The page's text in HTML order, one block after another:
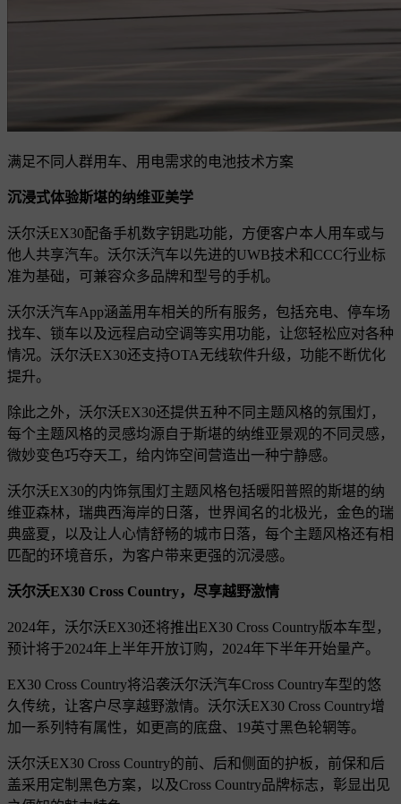
满足不同人群用车、用电需求的电池技术方案
沉浸式体验斯堪的纳维亚美学
沃尔沃EX30配备手机数字钥匙功能，方便客户本人用车或与
他人共享汽车。沃尔沃汽车以先进的UWB技术和CCC行业标
准为基础，可兼容众多品牌和型号的手机。
沃尔沃汽车App涵盖用车相关的所有服务，包括充电、停车场
找车、锁车以及远程启动空调等实用功能，让您轻松应对各种
情况。沃尔沃EX30还支持OTA无线软件升级，功能不断优化
提升。
除此之外，沃尔沃EX30还提供五种不同主题风格的氛围灯，
每个主题风格的灵感均源自于斯堪的纳维亚景观的不同灵感，
微妙变色巧夺天工，给内饰空间营造出一种宁静感。
沃尔沃EX30的内饰氛围灯主题风格包括暖阳普照的斯堪的纳
维亚森林，瑞典西海岸的日落，世界闻名的北极光，金色的瑞
典盛夏，以及让人心情舒畅的城市日落，每个主题风格还有相
匹配的环境音乐，为客户带来更强的沉浸感。
沃尔沃EX30 Cross Country，尽享越野激情
2024年，沃尔沃EX30还将推出EX30 Cross Country版本车型，
预计将于2024年上半年开放订购，2024年下半年开始量产。
EX30 Cross Country将沿袭沃尔沃汽车Cross Country车型的悠
久传统，让客户尽享越野激情。沃尔沃EX30 Cross Country增
加一系列特有属性，如更高的底盘、19英寸黑色轮辋等。
沃尔沃EX30 Cross Country的前、后和侧面的护板，前保和后
盖采用定制黑色方案，以及Cross Country品牌标志，彰显出见